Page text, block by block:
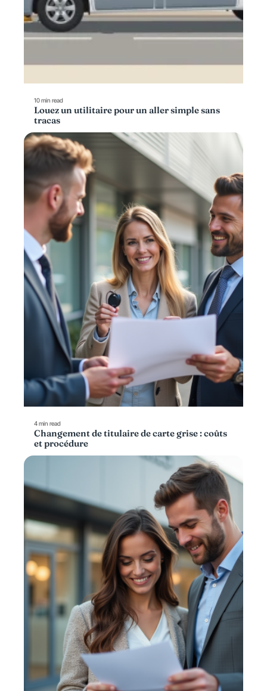
10 min read
Louez un utilitaire pour un aller simple sans
tracas
4 min read
Changement de titulaire de carte grise : coûts
et procédure